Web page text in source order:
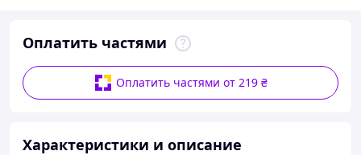
Оплатить частями
Оплатить частями от 219 ₴
Характеристики и описание